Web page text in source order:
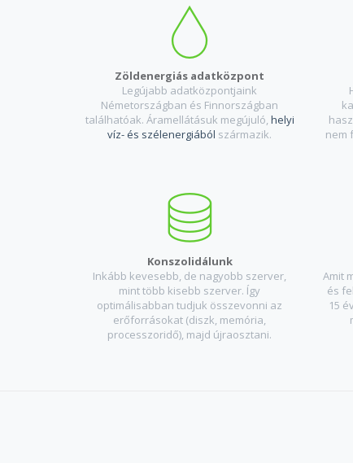
Zöldenergiás adatközpont
Legújabb adatközpontjaink
Németországban és Finnországban
találhatóak. Áramellátásuk megújuló, helyi
víz- és szélenergiából származik.
nem
Konszolidálunk
Inkább kevesebb, de nagyobb szerver,
mint több kisebb szerver. Így
optimálisabban tudjuk összevonni az
erőforrásokat (diszk, memória,
processzoridő), majd újraosztani.
Amit
és
15